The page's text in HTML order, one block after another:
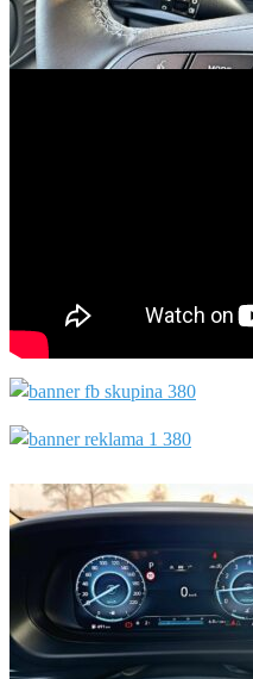
Najnovšie články
Hyundai IONIQ 9 Black
exkluzivity